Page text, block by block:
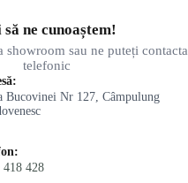
să ne cunoaștem!
showroom sau ne puteți contacta
telefonic
Bucovinei Nr 127, Câmpulung
418 428